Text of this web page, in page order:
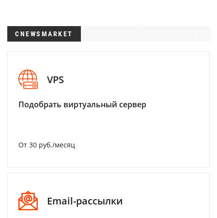
CNEWSMARKET
VPS
Подобрать виртуальный сервер
От 30 руб./месяц
Email-рассылки